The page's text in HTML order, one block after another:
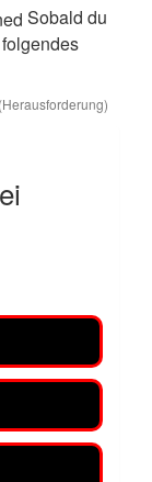
Sobald du